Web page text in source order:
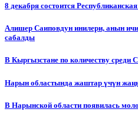
8 декабря состоится
Алишер Саиповдун инилери, анын
сабалды
В Кыргызстане по количеству среди
Нарын областында жаштар үчүн
В Нарынской области появилась